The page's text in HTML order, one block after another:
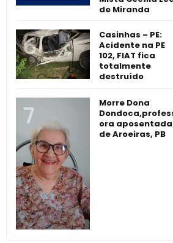
de Miranda
Casinhas – PE:
Acidente na PE
102, FIAT fica
totalmente
destruído
Morre Dona
ora aposentada
de Aroeiras, PB